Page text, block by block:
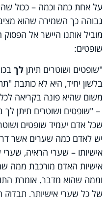
על אחת כמה וכמה – ככול
גבוהה כך השמירה שהוא
מוביל אותנו היישר אל
שופטים:
"שופטים ושוטרים תיתן לך
בלשון יחיד, היא לא כותבת
משום שהיא פונה בקריאה לכל
– "שופטים ושוטרים תיתן
שכל אדם יעמיד שופטים
יש לאדם כמה שערים אשר
אישיותו – שערי הראיה, שערי
אישיות האדם מורכבת ממה
וממה שהוא מדבר. אומרת
של כל שערי אישיותך,